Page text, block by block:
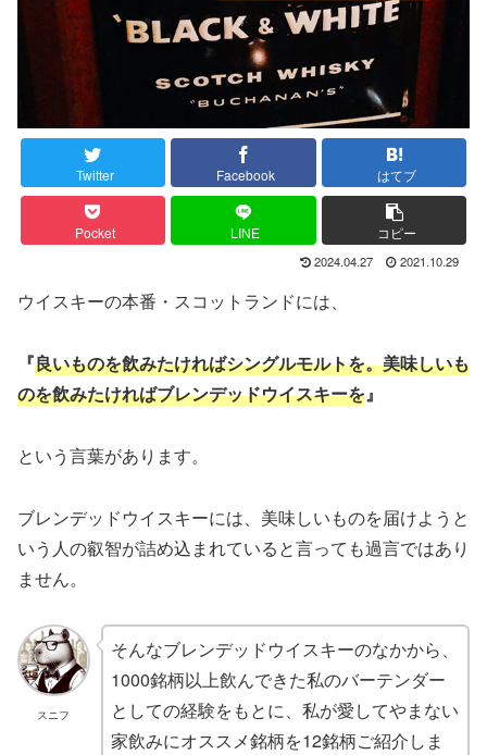
Twitter Facebook はてブ
Pocket LINE コピー
2024.04.27 2021.10.29
ウイスキーの本番・スコットランドには、
『良いものを飲みたければシングルモルトを。美味しいも
のを飲みたければブレンデッドウイスキーを』
という言葉があります。
ブレンデッドウイスキーには、美味しいものを届けようと
いう人の叡智が詰め込まれていると言っても過言ではあり
ません。
スニフ
そんなブレンデッドウイスキーのなかから、
1000銘柄以上飲んできた私のバーテンダー
としての経験をもとに、私が愛してやまない
家飲みにオススメ銘柄を12銘柄ご紹介しま